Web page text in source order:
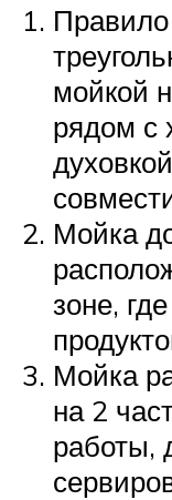
Правило
мойкой
рядом с
Мойка
зоне,
Мойка
на 2
работы,